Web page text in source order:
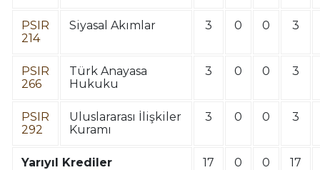
PSIR
214
Siyasal Akımlar 3 0 0 3
PSIR
266
Türk Anayasa
Hukuku
3 0 0 3
PSIR
292
Uluslararası İlişkiler
Kuramı
3 0 0 3
Yarıyıl Krediler 17 0 0 17